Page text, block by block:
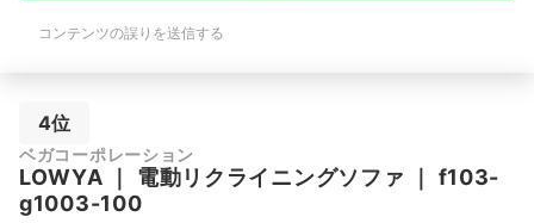
コンテンツの誤りを送信する
4位
ベガコーポレーション
LOWYA ｜ 電動リクライニングソファ ｜ f103-
g1003-100